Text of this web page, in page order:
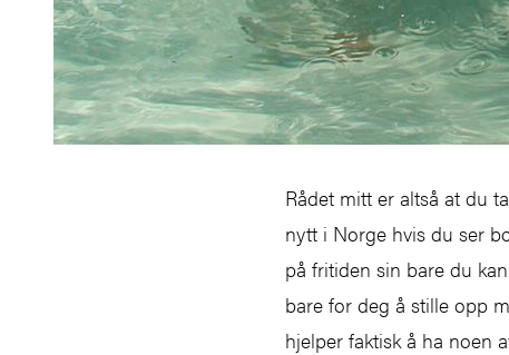
Rådet mitt er altså at du
nytt i Norge hvis du ser
på fritiden sin bare du
bare for deg å stille opp
hjelper faktisk å ha noen